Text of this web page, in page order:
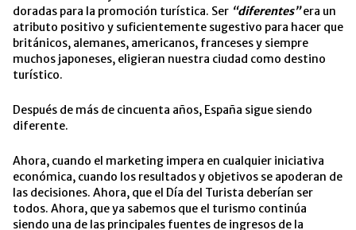
doradas para la promoción turística. Ser “diferentes”era un
atributo positivo y suficientemente sugestivo para hacer que
británicos, alemanes, americanos, franceses y siempre
muchos japoneses, eligieran nuestra ciudad como destino
turístico.
Después de más de cincuenta años, España sigue siendo
diferente.
Ahora, cuando el marketing impera en cualquier iniciativa
económica, cuando los resultados y objetivos se apoderan de
las decisiones. Ahora, que el Día del Turista deberían ser
todos. Ahora, que ya sabemos que el turismo continúa
siendo una de las principales fuentes de ingresos de la